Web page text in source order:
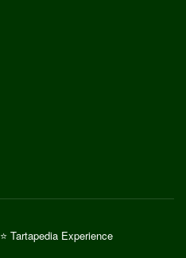
⭐ Tartapedia Experience